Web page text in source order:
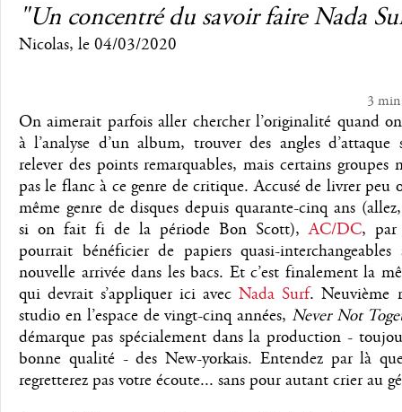
"Un concentré du savoir faire Nada
Nicolas, le 04/03/2020
3 min
On aimerait parfois aller chercher l’originalité quand on
à l’analyse d’un album, trouver des angles d’attaque
relever des points remarquables, mais certains groupes
pas le flanc à ce genre de critique. Accusé de livrer peu
même genre de disques depuis quarante-cinq ans
si on fait fi de la période Bon Scott),AC/DC, par
pourrait bénéficier de papiers quasi-interchangeables
nouvelle arrivée dans les bacs. Et c’est finalement la
qui devrait s’appliquer ici avecNada Surf. Neuvième
studio en l’espace de vingt-cinq années, Never Not
démarque pas spécialement dans la production -
bonne qualité - des New-yorkais. Entendez par là
regretterez pas votre écoute... sans pour autant crier au